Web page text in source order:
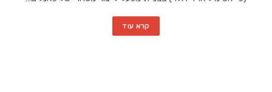
קרא עוד